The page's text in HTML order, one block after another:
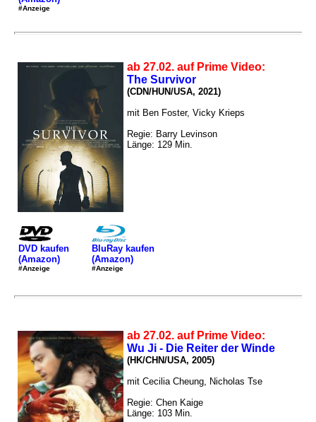
#Anzeige
ab 27.02. auf Prime Video:
The Survivor
(CDN/HUN/USA, 2021)
mit Ben Foster, Vicky Krieps
Regie: Barry Levinson
Länge: 129 Min.
DVD kaufen
(Amazon)
#Anzeige
BluRay kaufen
(Amazon)
#Anzeige
ab 27.02. auf Prime Video:
Wu Ji - Die Reiter der Winde
(HK/CHN/USA, 2005)
mit Cecilia Cheung, Nicholas Tse
Regie: Chen Kaige
Länge: 103 Min.